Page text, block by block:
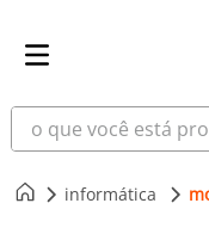
o que você está
informática